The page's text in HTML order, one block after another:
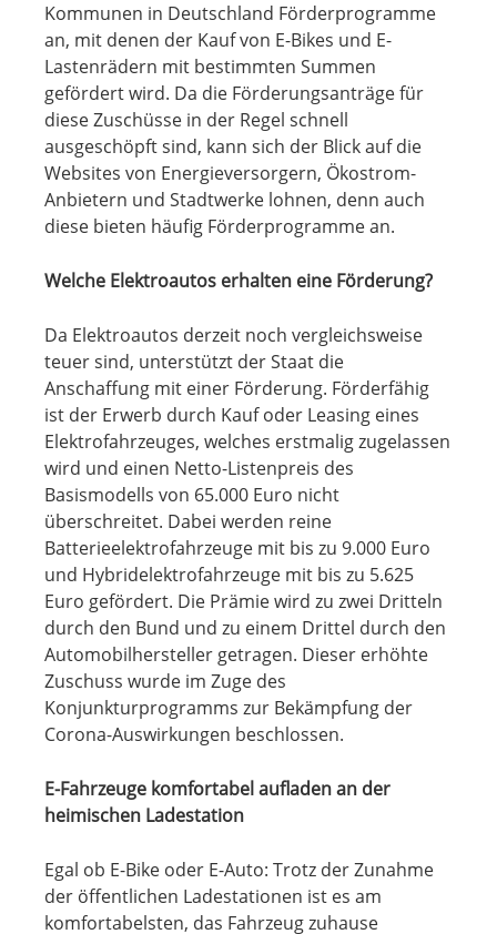
Kommunen in Deutschland Förderprogramme
an, mit denen der Kauf von E-Bikes und E-
Lastenrädern mit bestimmten Summen
gefördert wird. Da die Förderungsanträge für
diese Zuschüsse in der Regel schnell
ausgeschöpft sind, kann sich der Blick auf die
Websites von Energieversorgern, Ökostrom-
Anbietern und Stadtwerke lohnen, denn auch
diese bieten häufig Förderprogramme an.
Welche Elektroautos erhalten eine Förderung?
Da Elektroautos derzeit noch vergleichsweise
teuer sind, unterstützt der Staat die
Anschaffung mit einer Förderung. Förderfähig
ist der Erwerb durch Kauf oder Leasing eines
Elektrofahrzeuges, welches erstmalig zugelassen
wird und einen Netto-Listenpreis des
Basismodells von 65.000 Euro nicht
überschreitet. Dabei werden reine
Batterieelektrofahrzeuge mit bis zu 9.000 Euro
und Hybridelektrofahrzeuge mit bis zu 5.625
Euro gefördert. Die Prämie wird zu zwei Dritteln
durch den Bund und zu einem Drittel durch den
Automobilhersteller getragen. Dieser erhöhte
Zuschuss wurde im Zuge des
Konjunkturprogramms zur Bekämpfung der
Corona-Auswirkungen beschlossen.
E-Fahrzeuge komfortabel aufladen an der
heimischen Ladestation
Egal ob E-Bike oder E-Auto: Trotz der Zunahme
der öffentlichen Ladestationen ist es am
komfortabelsten, das Fahrzeug zuhause